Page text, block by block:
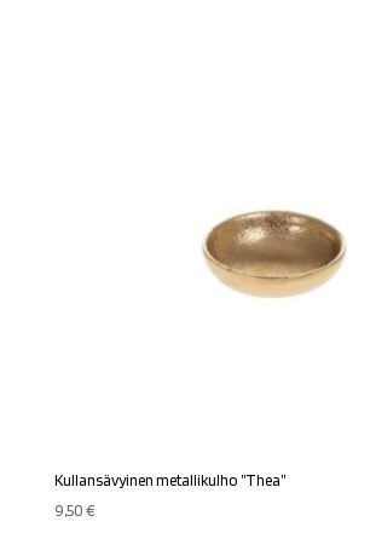
Kullansävyinen metallikulho ”Thea”
9,50€